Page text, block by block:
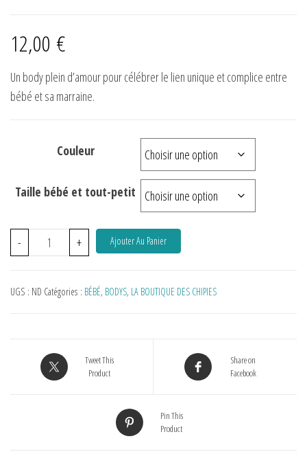
12,00 €
Un body plein d’amour pour célébrer le lien unique et complice entre
bébé et sa marraine.
Couleur
Taille bébé et tout-petit
- + Ajouter Au Panier
UGS : ND Catégories : BÉBÉ, BODYS, LA BOUTIQUE DES CHIPIES
Tweet This
Product
Share on
Facebook
Pin This
Product